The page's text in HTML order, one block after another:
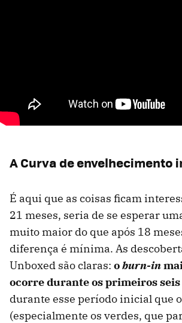
A Curva de envelhecimento
É aqui que as coisas ficam
21 meses, seria de se esperar
muito maior do que após 18
diferença é mínima. As
Unboxed são claras: oburn-in
ocorre durante os primeiros seis
durante esse período inicial que
(especialmente os verdes, que